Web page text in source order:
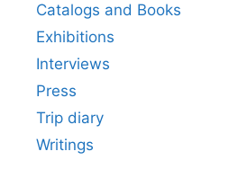
Catalogs and Books
Exhibitions
Interviews
Press
Trip diary
Writings